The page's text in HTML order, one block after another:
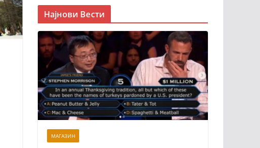
Најнови Вести
МАГАЗИН